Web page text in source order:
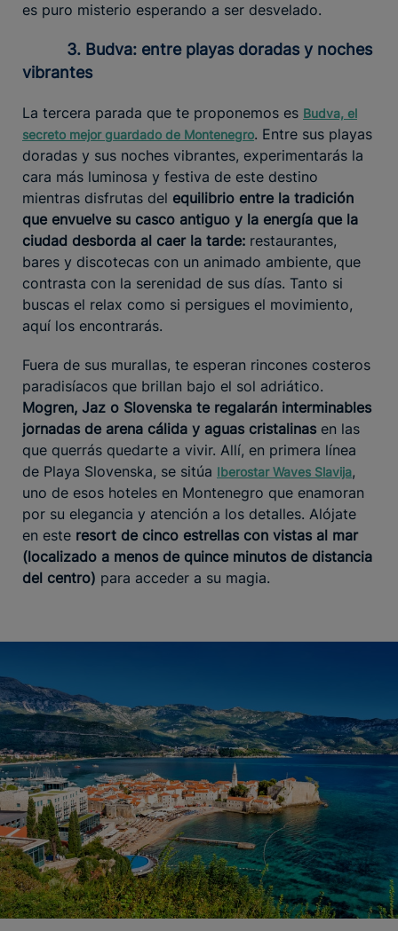
es puro misterio esperando a ser desvelado.
3. Budva: entre playas doradas y noches
vibrantes
La tercera parada que te proponemos es Budva, el
secreto mejor guardado de Montenegro. Entre sus playas
doradas y sus noches vibrantes, experimentarás la
cara más luminosa y festiva de este destino
mientras disfrutas del equilibrio entre la tradición
que envuelve su casco antiguo y la energía que la
ciudad desborda al caer la tarde: restaurantes,
bares y discotecas con un animado ambiente, que
contrasta con la serenidad de sus días. Tanto si
buscas el relax como si persigues el movimiento,
aquí los encontrarás.
Fuera de sus murallas, te esperan rincones costeros
paradisíacos que brillan bajo el sol adriático.
Mogren, Jaz o Slovenska te regalarán interminables
jornadas de arena cálida y aguas cristalinas en las
que querrás quedarte a vivir. Allí, en primera línea
de Playa Slovenska, se sitúa Iberostar Waves Slavija,
uno de esos hoteles en Montenegro que enamoran
por su elegancia y atención a los detalles. Alójate
en este resort de cinco estrellas con vistas al mar
(localizado a menos de quince minutos de distancia
del centro) para acceder a su magia.